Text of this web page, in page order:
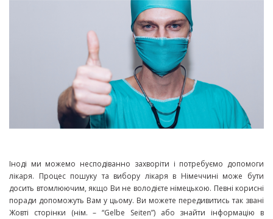
Іноді ми можемо несподіванно захворіти і потребуємо допомоги
лікаря. Процес пошуку та вибору лікаря в Німеччині може бути
досить втомлюючим, якщо Ви не володієте німецькою. Певні корисні
поради допоможуть Вам у цьому. Ви можете передивитись так звані
Жовті сторінки (нім. – “Gelbe Seiten”) або знайти інформацію в